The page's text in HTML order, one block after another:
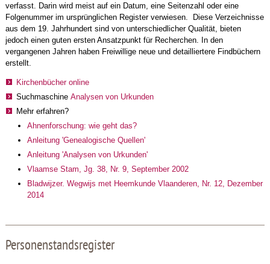
verfasst. Darin wird meist auf ein Datum, eine Seitenzahl oder eine
Folgenummer im ursprünglichen Register verwiesen. Diese Verzeichnisse
aus dem 19. Jahrhundert sind von unterschiedlicher Qualität, bieten
jedoch einen guten ersten Ansatzpunkt für Recherchen. In den
vergangenen Jahren haben Freiwillige neue und detailliertere Findbüchern
erstellt.
Kirchenbücher online
Suchmaschine Analysen von Urkunden
Mehr erfahren?
Ahnenforschung: wie geht das?
Anleitung 'Genealogische Quellen'
Anleitung 'Analysen von Urkunden'
Vlaamse Stam, Jg. 38, Nr. 9, September 2002
Bladwijzer. Wegwijs met Heemkunde Vlaanderen, Nr. 12, Dezember
2014
Personenstandsregister